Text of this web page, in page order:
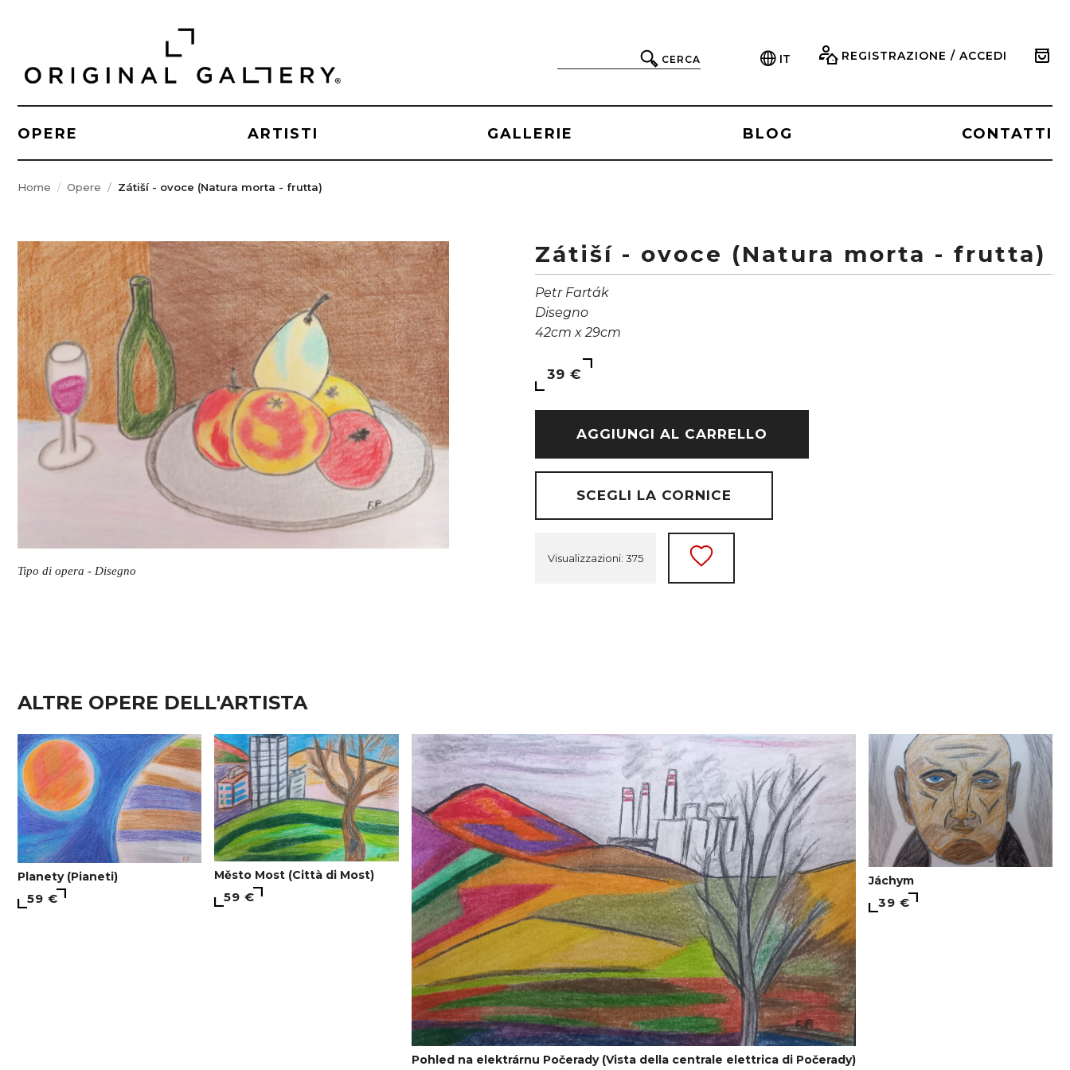
CERCA IT REGISTRAZIONE / ACCEDI
OPERE ARTISTI GALLERIE BLOG CONTATTI
Home Opere Zátiší - ovoce (Natura morta - frutta)
Tipo di opera - Disegno
Zátiší - ovoce (Natura morta - frutta)
Petr Farták
Disegno
42cm x 29cm
39 €
AGGIUNGI AL CARRELLO
SCEGLI LA CORNICE
Visualizzazioni: 375
ALTRE OPERE DELL'ARTISTA
Planety (Pianeti)
59 €
Město Most (Città di Most)
59 €
Pohled na elektrárnu Počerady (Vista della centrale elettrica di Počerady)
Jáchym
39 €